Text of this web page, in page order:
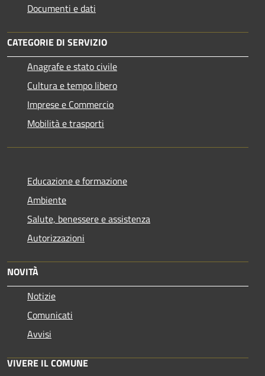
Documenti e dati
CATEGORIE DI SERVIZIO
Anagrafe e stato civile
Cultura e tempo libero
Imprese e Commercio
Mobilità e trasporti
Educazione e formazione
Ambiente
Salute, benessere e assistenza
Autorizzazioni
NOVITÀ
Notizie
Comunicati
Avvisi
VIVERE IL COMUNE